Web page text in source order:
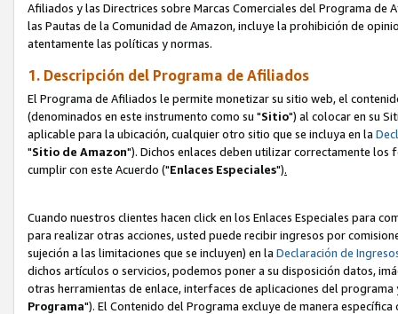
Afiliados y las Directrices sobre Marcas Comerciales del Programa
las Pautas de la Comunidad de Amazon, incluye la prohibición de
atentamente las políticas y normas.
1. Descripción del Programa de Afiliados
El Programa de Afiliados le permite monetizar su sitio web, el
(denominados en este instrumento como su "Sitio") al colocar en su
aplicable para la ubicación, cualquier otro sitio que se incluya en la
"Sitio de Amazon"). Dichos enlaces deben utilizar correctamente los
cumplir con este Acuerdo ("Enlaces Especiales").
Cuando nuestros clientes hacen click en los Enlaces Especiales para
para realizar otras acciones, usted puede recibir ingresos por
sujeción a las limitaciones que se incluyen) en la Declaración de
dichos artículos o servicios, podemos poner a su disposición datos,
otras herramientas de enlace, interfaces de aplicaciones del
Programa"). El Contenido del Programa excluye de manera